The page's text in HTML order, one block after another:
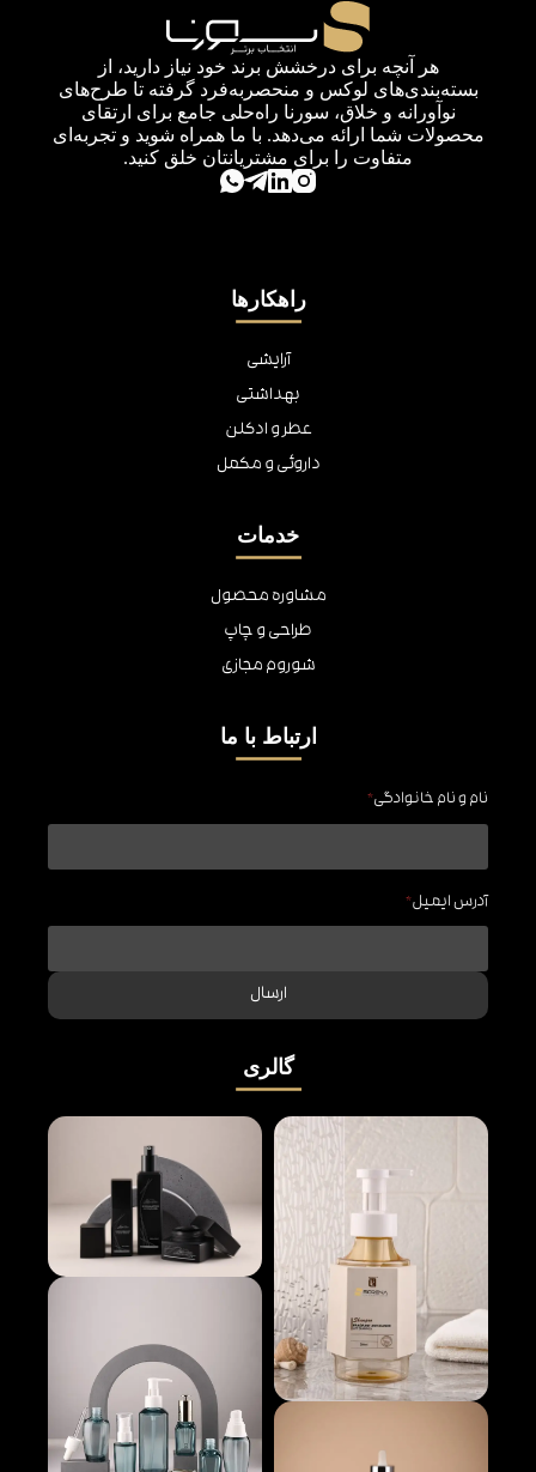
هر آنچه برای درخشش برند خود نیاز دارید، از
بسته‌بندی‌های لوکس و منحصربه‌فرد گرفته تا طرح‌های
نوآورانه و خلاق، سورنا راه‌حلی جامع برای ارتقای
محصولات شما ارائه می‌دهد. با ما همراه شوید و تجربه‌ای
متفاوت را برای مشتریانتان خلق کنید.
گالری
راهکارها
آرایشی
بهداشتی
عطر و ادکلن
داروئی و مکمل
خدمات
مشاوره محصول
طراحی و چاپ
شوروم مجازی
ارتباط با ما
نام و نام خانوادگی*
آدرس ایمیل*
ارسال